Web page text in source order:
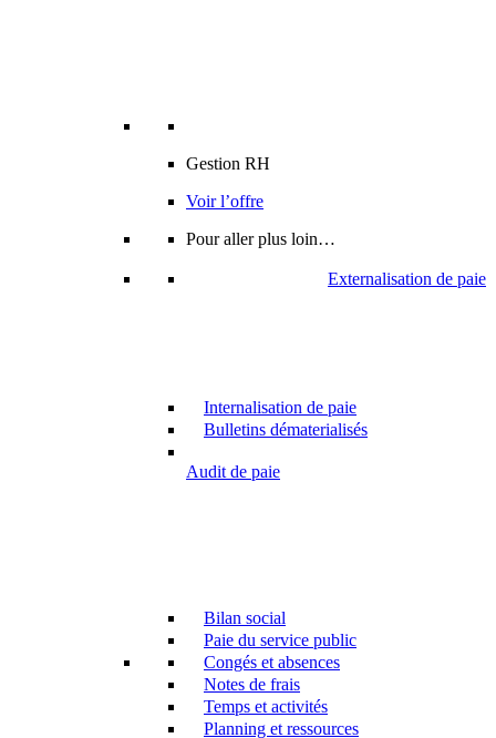
Gestion RH
Voir l’offre
Pour aller plus loin…
Externalisation de paie
Internalisation de paie
Bulletins dématerialisés
Audit de paie
Bilan social
Paie du service public
Congés et absences
Notes de frais
Temps et activités
Planning et ressources